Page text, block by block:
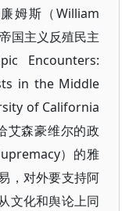
姆斯（William
国主义反殖民主
Encounters:
in the Middle
of California
艾森豪维尔的政
）的雅
，对外要支持阿
文化和舆论上同